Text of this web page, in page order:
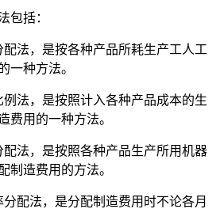
括：
法，是按各种产品所耗生产工人工
一种方法。
法，是按照计入各种产品成本的生
费用的一种方法。
法，是按照各种产品生产所用机器
制造费用的方法。
法，是分配制造费用时不论各月